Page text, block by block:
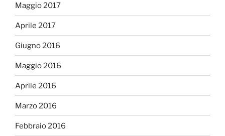
Maggio 2017
Aprile 2017
Giugno 2016
Maggio 2016
Aprile 2016
Marzo 2016
Febbraio 2016